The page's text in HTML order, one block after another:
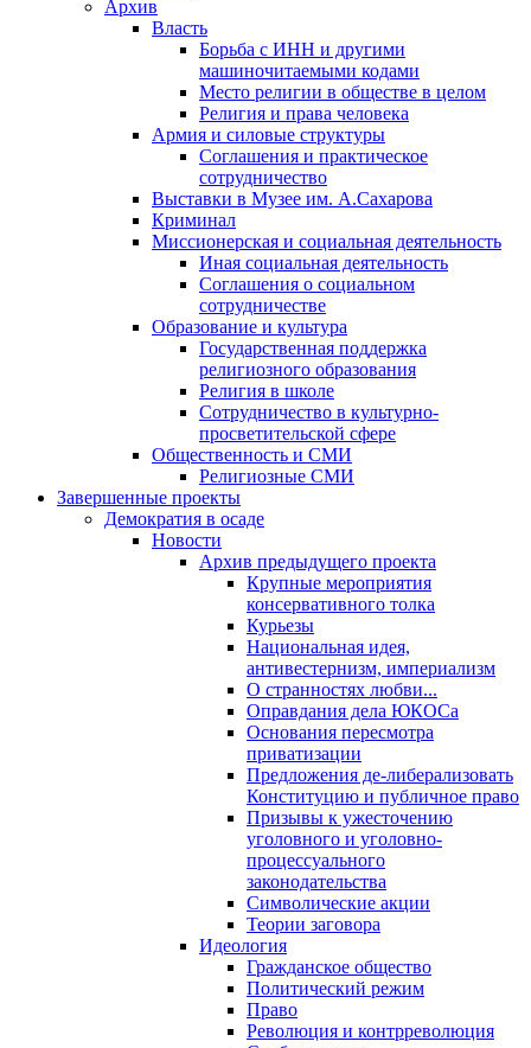
Архив
Власть
Борьба с ИНН и другими
машиночитаемыми кодами
Место религии в обществе в целом
Религия и права человека
Армия и силовые структуры
Соглашения и практическое
сотрудничество
Выставки в Музее им. А.Сахарова
Криминал
Миссионерская и социальная деятельность
Иная социальная деятельность
Соглашения о социальном
сотрудничестве
Образование и культура
Государственная поддержка
религиозного образования
Религия в школе
Сотрудничество в культурно-
просветительской сфере
Общественность и СМИ
Религиозные СМИ
Завершенные проекты
Демократия в осаде
Новости
Архив предыдущего проекта
Крупные мероприятия
консервативного толка
Курьезы
Национальная идея,
антивестернизм, империализм
О странностях любви...
Оправдания дела ЮКОСа
Основания пересмотра
приватизации
Предложения де-либерализовать
Конституцию и публичное право
Призывы к ужесточению
уголовного и уголовно-
процессуального
законодательства
Символические акции
Теории заговора
Идеология
Гражданское общество
Политический режим
Право
Революция и контрреволюция